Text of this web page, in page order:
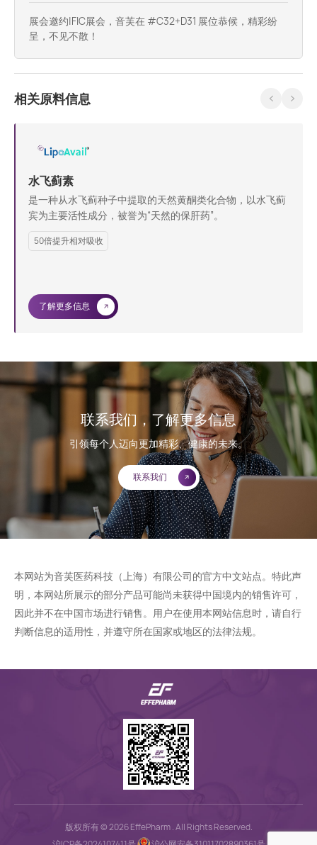
展会邀约|FIC展会，音芙在 #C32+D31​ 展位恭候，精彩纷
呈，不见不散！
相关原料信息
水飞蓟素
是一种从水飞蓟种子中提取的天然黄酮类化合物，以水飞蓟
宾为主要活性成分，被誉为“天然的保肝药”。
50倍提升相对吸收
了解更多信息
联系我们，了解更多信息
引领每个人迈向更加精彩、健康的未来。
联系我们
本网站为音芙医药科技（上海）有限公司的官方中文站点。特此声
明，本网站所展示的部分产品可能尚未获得中国境内的销售许可，
因此并不在中国市场进行销售。用户在使用本网站信息时，请自行
判断信息的适用性，并遵守所在国家或地区的法律法规。
版权所有 © 2026 EffePharm . All Rights Reserved.